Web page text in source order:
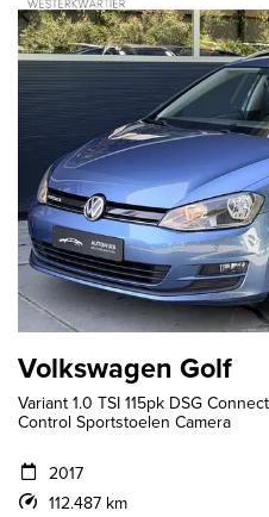
Volkswagen Golf
Variant 1.0 TSI 115pk DSG
Control Sportstoelen Camera
2017
112.487 km